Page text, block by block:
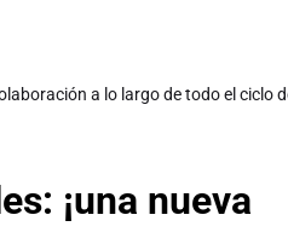
a lo largo de todo el ciclo
¡una nueva